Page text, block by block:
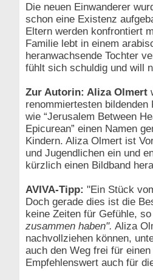
Die neuen Einwanderer
schon eine Existenz
Eltern werden konfrontiert
Familie lebt in einem
heranwachsende Tochter
fühlt sich schuldig und will
Zur Autorin: Aliza Olmert
renommiertesten
wie “Jerusalem Between
Epicurean” einen Namen
Kindern. Aliza Olmert ist
und Jugendlichen ein und
kürzlich einen Bildband
AVIVA-Tipp: "Ein Stück
Doch gerade dies ist die
keine Zeiten für Gefühle,
zusammen haben". Aliza
nachvollziehen können,
auch den Weg frei für
Empfehlenswert auch für